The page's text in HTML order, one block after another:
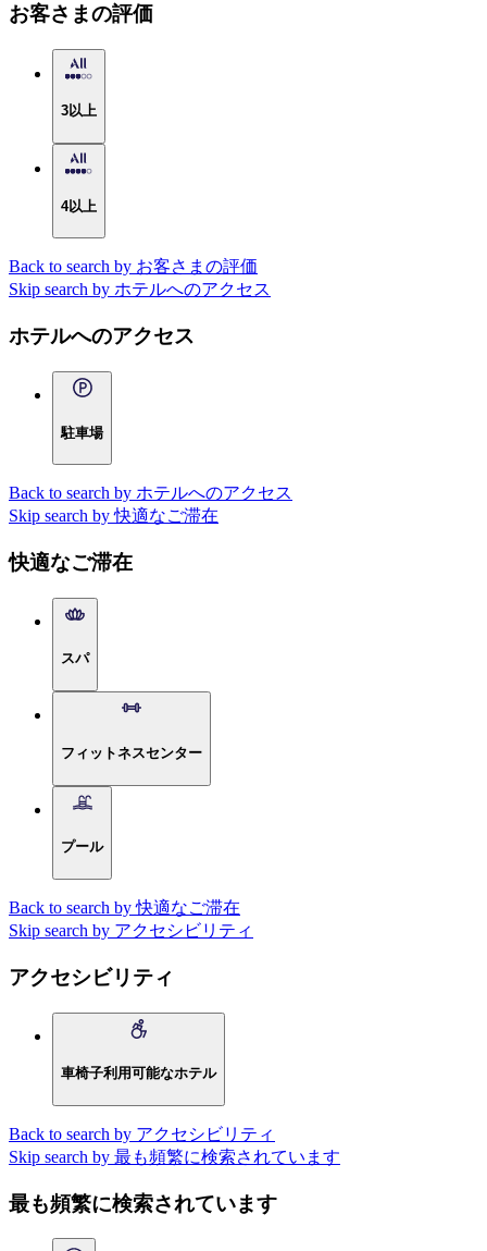
お客さまの評価
3以上
4以上
Back to search by お客さまの評価
Skip search by ホテルへのアクセス
ホテルへのアクセス
駐車場
Back to search by ホテルへのアクセス
Skip search by 快適なご滞在
快適なご滞在
スパ
フィットネスセンター
プール
Back to search by 快適なご滞在
Skip search by アクセシビリティ
アクセシビリティ
車椅子利用可能なホテル
Back to search by アクセシビリティ
Skip search by 最も頻繁に検索されています
最も頻繁に検索されています